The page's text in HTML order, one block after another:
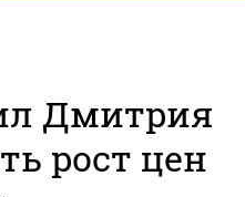
Дмитрия
рост цен